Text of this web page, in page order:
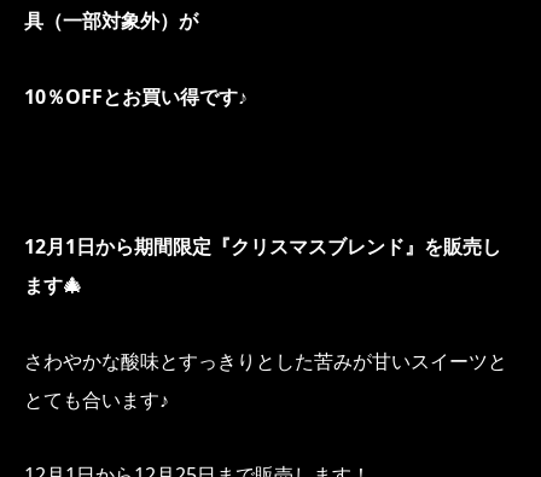
具（一部対象外）が
10％OFFとお買い得です♪
12月1日から期間限定『クリスマスブレンド』を販売し
ます🎄
さわやかな酸味とすっきりとした苦みが甘いスイーツと
とても合います♪